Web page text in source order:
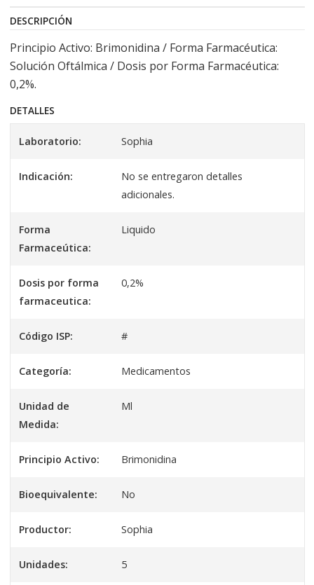
DESCRIPCIÓN
Principio Activo: Brimonidina / Forma Farmacéutica:
Solución Oftálmica / Dosis por Forma Farmacéutica:
0,2%.
DETALLES
Laboratorio: Sophia
Indicación:
No se entregaron detalles
adicionales.
Forma
Farmaceútica:
Liquido
Dosis por forma
farmaceutica:
0,2%
Código ISP: #
Categoría: Medicamentos
Unidad de
Medida:
Ml
Principio Activo: Brimonidina
Bioequivalente: No
Productor: Sophia
Unidades: 5